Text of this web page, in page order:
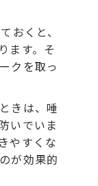
おくと、
ます。そ
クを取っ
きは、唾
いでいま
やすくな
が効果的